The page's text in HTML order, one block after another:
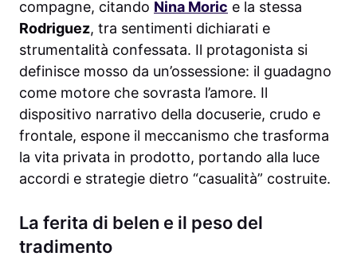
compagne, citando Nina Moric e la stessa
Rodriguez, tra sentimenti dichiarati e
strumentalità confessata. Il protagonista si
definisce mosso da un’ossessione: il guadagno
come motore che sovrasta l’amore. Il
dispositivo narrativo della docuserie, crudo e
frontale, espone il meccanismo che trasforma
la vita privata in prodotto, portando alla luce
accordi e strategie dietro “casualità” costruite.
La ferita di belen e il peso del
tradimento